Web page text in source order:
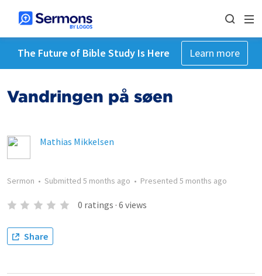
The Future of Bible Study Is Here Learn more
Vandringen på søen
Mathias Mikkelsen
Sermon • Submitted 5 months ago • Presented 5 months ago
0 ratings · 6 views
Share